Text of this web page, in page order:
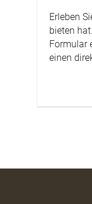
Erleben
bieten
Formular
einen